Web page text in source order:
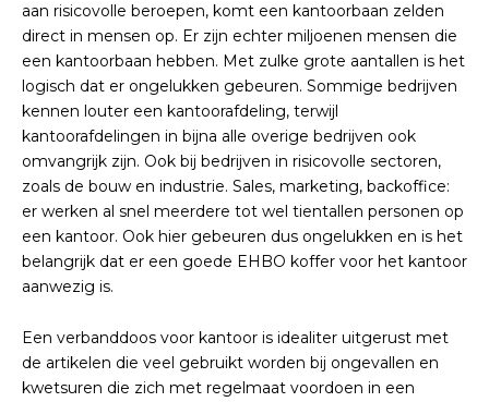
aan risicovolle beroepen, komt een kantoorbaan zelden
direct in mensen op. Er zijn echter miljoenen mensen die
een kantoorbaan hebben. Met zulke grote aantallen is het
logisch dat er ongelukken gebeuren. Sommige bedrijven
kennen louter een kantoorafdeling, terwijl
kantoorafdelingen in bijna alle overige bedrijven ook
omvangrijk zijn. Ook bij bedrijven in risicovolle sectoren,
zoals de bouw en industrie. Sales, marketing, backoffice:
er werken al snel meerdere tot wel tientallen personen op
een kantoor. Ook hier gebeuren dus ongelukken en is het
belangrijk dat er een goede EHBO koffer voor het kantoor
aanwezig is.
Een verbanddoos voor kantoor is idealiter uitgerust met
de artikelen die veel gebruikt worden bij ongevallen en
kwetsuren die zich met regelmaat voordoen in een